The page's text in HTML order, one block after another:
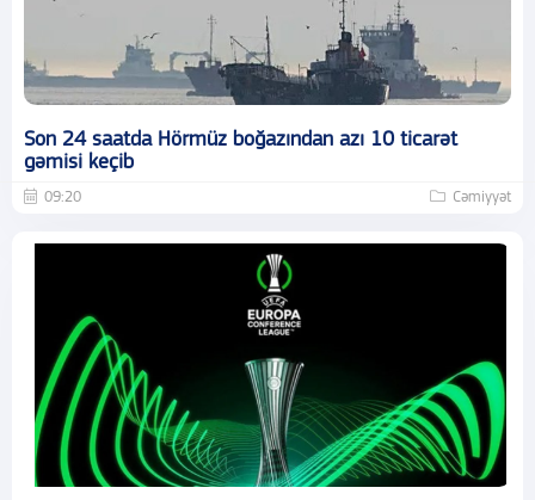
Son 24 saatda Hörmüz boğazından azı 10 ticarət
gəmisi keçib
09:20 Cəmiyyət